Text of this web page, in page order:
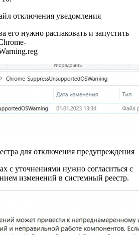
отключения уведомления
его нужно распаковать и запустить
для отключения предупреждения
с уточнениями нужно согласиться с
изменений в системный реестр.